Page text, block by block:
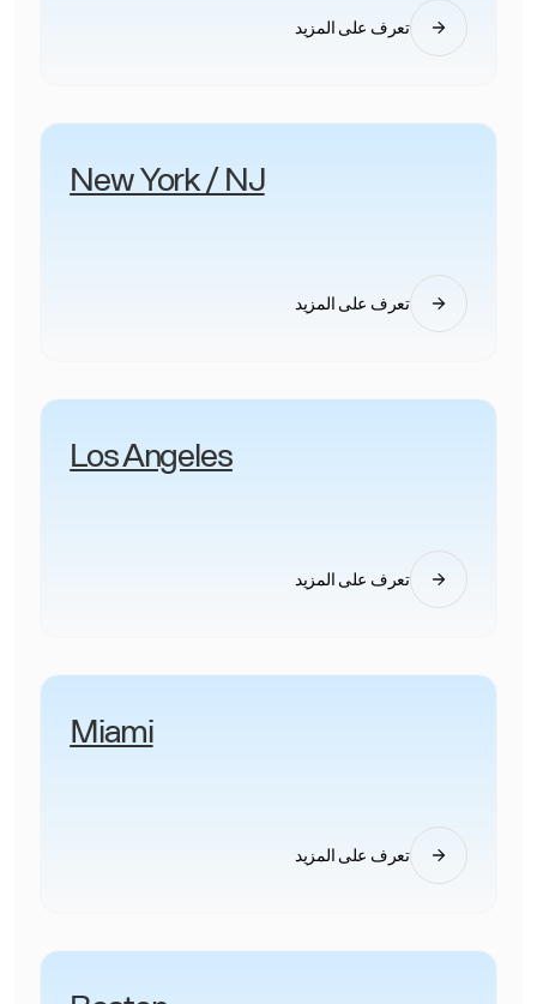
تعرف على المزيد
New York / NJ
تعرف على المزيد
Los Angeles
تعرف على المزيد
Miami
تعرف على المزيد